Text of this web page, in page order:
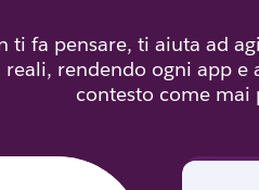
ti fa pensare, ti aiuta ad
reali, rendendo ogni app e
contesto come mai